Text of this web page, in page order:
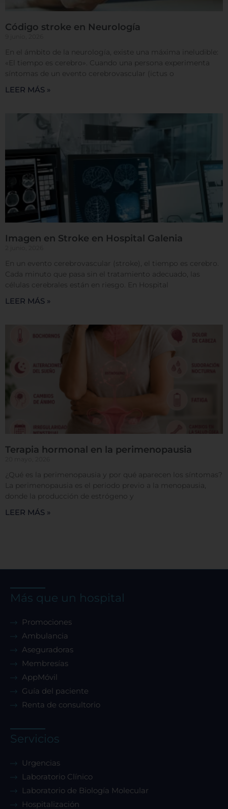
Código stroke en Neurología
En el ámbito de la neurología, existe una máxima ineludible:
«El tiempo es cerebro». Cuando una persona experimenta
síntomas de un evento cerebrovascular (ictus o
LEER MÁS »
Imagen en Stroke en Hospital Galenia
En un evento cerebrovascular (stroke), el tiempo es cerebro.
Cada minuto que pasa sin el tratamiento adecuado, las
células cerebrales están en riesgo. En Hospital
LEER MÁS »
Terapia hormonal en la perimenopausia
¿Qué es la perimenopausia y por qué aparecen los síntomas?
La perimenopausia es el periodo previo a la menopausia,
donde la producción de estrógeno y
LEER MÁS »
Más que un hospital
Promociones
Ambulancia
Aseguradoras
Membresías
AppMóvil
Guía del paciente
Renta de consultorio
Servicios
Urgencias
Laboratorio Clínico
Laboratorio de Biología Molecular
Hospitalización
esperado. Por lo general, la información no lo
una experiencia web más personalizada. Ya que
escoger no permitirnos usar ciertas cookies. Haga
clic en los encabezados de cada categoría para saber
más y cambiar nuestras configuraciones
predeterminadas. Sin embargo, el bloqueo de
algunos tipos de cookies puede afectar su
ofrecer.
Más información
Permitir todas
Sistema de personalización de cookies
Cookies de funcionalidad
Confirmar mis preferencias